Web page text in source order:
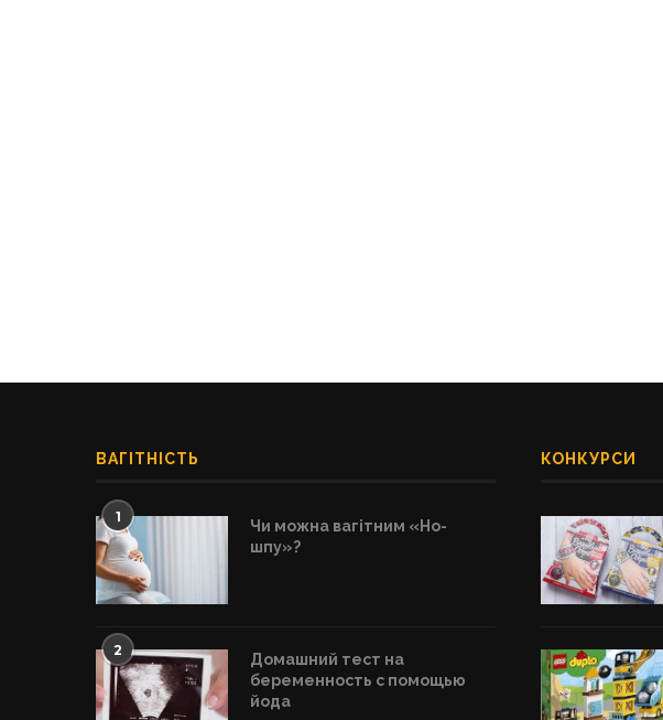
ВАГІТНІСТЬ
1
Чи можна вагітним «Но-
шпу»?
2
Домашний тест на
беременность с помощью
йода
КОНКУРСИ